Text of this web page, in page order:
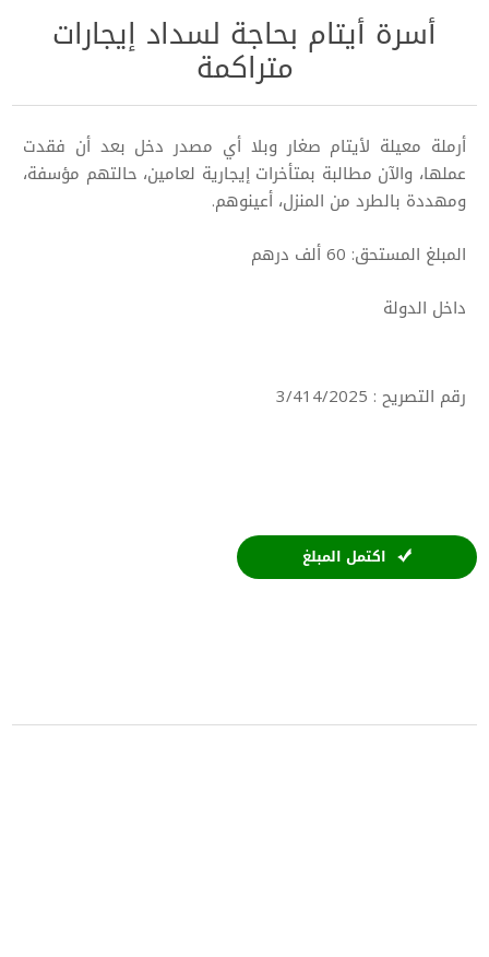
أسرة أيتام بحاجة لسداد إيجارات
متراكمة
أرملة معيلة لأيتام صغار وبلا أي مصدر دخل بعد أن فقدت
عملها، والآن مطالبة بمتأخرات إيجارية لعامين، حالتهم مؤسفة،
ومهددة بالطرد من المنزل، أعينوهم.
المبلغ المستحق: 60 ألف درهم
داخل الدولة
رقم التصريح : 3/414/2025
اكتمل المبلغ